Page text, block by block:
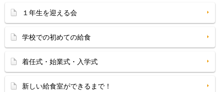
１年生を迎える会
学校での初めての給食
着任式・始業式・入学式
新しい給食室ができるまで！